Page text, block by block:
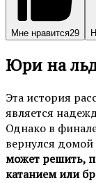
Мне нравится29
Юри на
Эта история
является
Однако в
вернулся
может решить,
катанием или